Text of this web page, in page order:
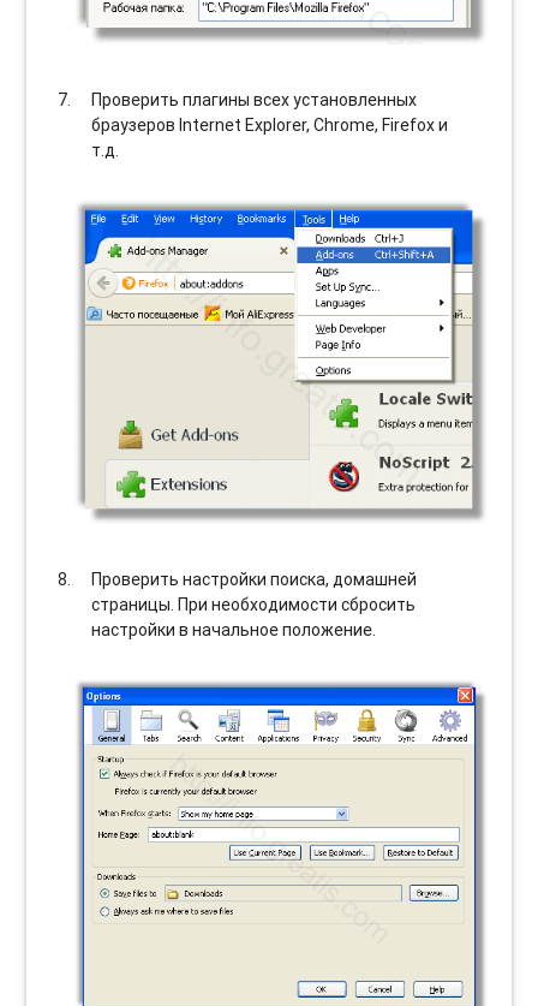
Проверить плагины всех установленных
браузеров Internet Explorer, Chrome, Firefox и
т.д.
Проверить настройки поиска, домашней
страницы. При необходимости сбросить
настройки в начальное положение.